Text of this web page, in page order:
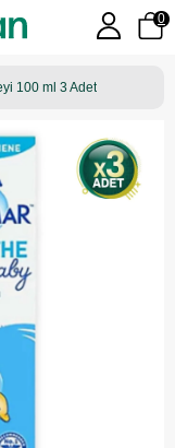
0
100 ml 3 Adet